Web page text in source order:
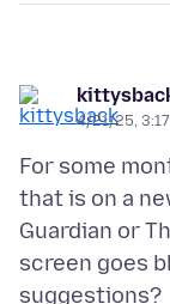
4/21/25, 3:17
For some
that is on a
Guardian or
screen goes